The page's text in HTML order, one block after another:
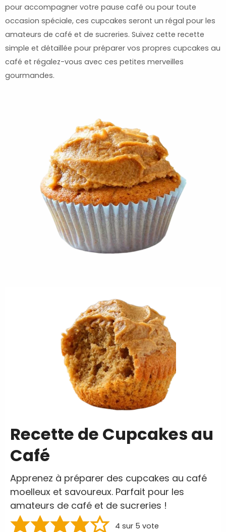
pour accompagner votre pause café ou pour toute
occasion spéciale, ces cupcakes seront un régal pour les
amateurs de café et de sucreries. Suivez cette recette
simple et détaillée pour préparer vos propres cupcakes au
café et régalez-vous avec ces petites merveilles
gourmandes.
Recette de Cupcakes au
Café
Apprenez à préparer des cupcakes au café
moelleux et savoureux. Parfait pour les
amateurs de café et de sucreries !
4 sur 5 vote